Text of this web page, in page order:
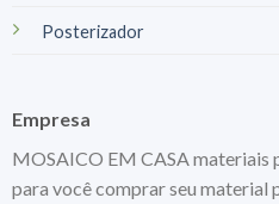
Posterizador
Empresa
MOSAICO EM CASA materiais
para você comprar seu material